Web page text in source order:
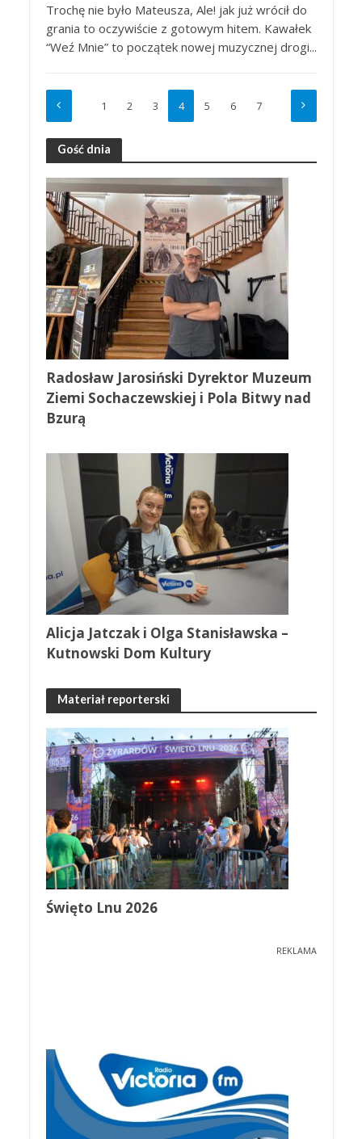
Trochę nie było Mateusza, Ale! jak już wrócił do
grania to oczywiście z gotowym hitem. Kawałek
“Weź Mnie” to początek nowej muzycznej drogi...
1 2 3 4 5 6 7
Gość dnia
Radosław Jarosiński Dyrektor Muzeum
Ziemi Sochaczewskiej i Pola Bitwy nad
Bzurą
Alicja Jatczak i Olga Stanisławska –
Kutnowski Dom Kultury
Materiał reporterski
Święto Lnu 2026
REKLAMA